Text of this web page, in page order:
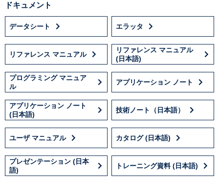
ドキュメント
データシート エラッタ
リファレンス マニュアル
リファレンス マニュアル
(日本語)
プログラミング マニュア
ル
アプリケーション ノート
アプリケーション ノート
(日本語)
技術ノート（日本語）
ユーザ マニュアル カタログ (日本語)
プレゼンテーション (日本
語)
トレーニング資料 (日本語)